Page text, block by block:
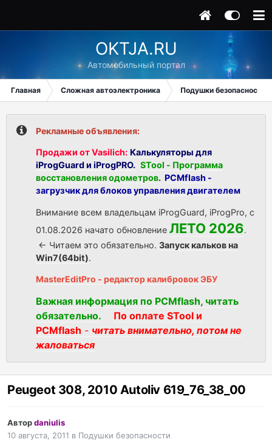
OKTJA.RU
Автомобильный портал
Главная Сложная автоэлектроника Подушки безопасности
Рекламные объявления:
Продажи от Vasilich: Калькуляторы для
iProgGuard и iProgPRO. STool - Программа
восстановления одометров. PCMflash -
загрузчик для блоков управления двигателем
Внимание всем владельцам iProgGuard, iProgPro, с
01.08.2026 начато обновление ЛЕТО 2026.
<- Читаем это обязательно. Запуск кальков на
Win7(64bit).
MasterEditPro - редактор калибровок ЭБУ
Важная информация по PCMflash, читать
обязательно.
По оплате STool и
PCMflash - читать внимательно, потом не
жаловаться
Peugeot 308, 2010 Autoliv 619_76_38_00
Авторdaniulis
10 августа, 2011 в Подушки безопасности